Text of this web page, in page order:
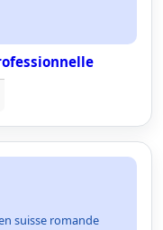
suisse romande